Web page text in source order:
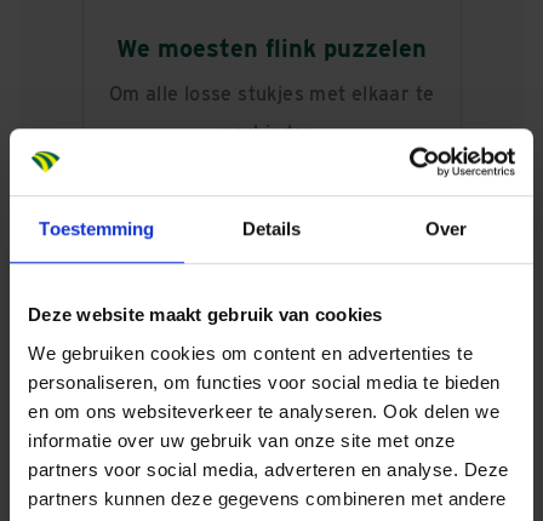
Toestemming Details Over
Deze website maakt gebruik van cookies
We gebruiken cookies om content en advertenties te
personaliseren, om functies voor social media te bieden
en om ons websiteverkeer te analyseren. Ook delen we
informatie over uw gebruik van onze site met onze
partners voor social media, adverteren en analyse. Deze
partners kunnen deze gegevens combineren met andere
We moesten flink puzzelen
Om alle losse stukjes met elkaar te
verbinden.
Het is kicken om te zien
in samenwerking in de praktijk
uitpakken.
Puzzelstukjes